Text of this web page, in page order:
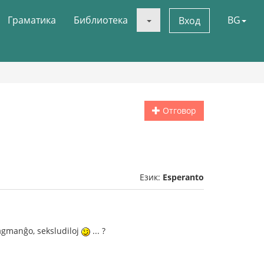
Граматика Библиотека Вход BG
Отговор
Език: Esperanto
seksludiloj ... ?